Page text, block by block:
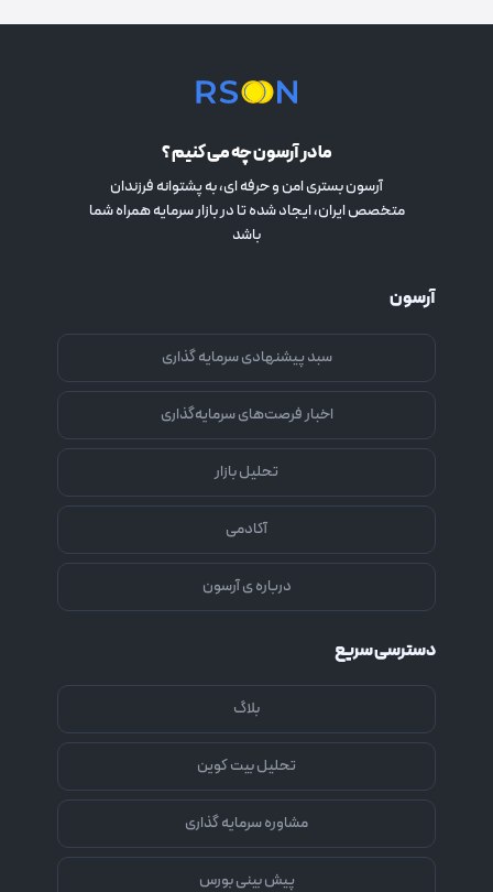
ما در آرسون چه می کنیم ؟
آرسون بستری امن و حرفه ای، به پشتوانه فرزندان
متخصص ایران، ایجاد شده تا در بازار سرمایه همراه شما
باشد
آرسون
سبد پیشنهادی سرمایه گذاری
اخبار فرصت‌های سرمایه‌گذاری
تحلیل بازار
آکادمی
درباره ی آرسون
دسترسی سریع
بلاگ
تحلیل بیت کوین
مشاوره سرمایه گذاری
پیش بینی بورس